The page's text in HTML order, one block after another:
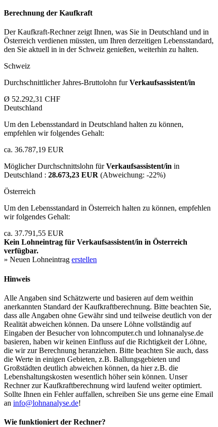
Berechnung der Kaufkraft
Der Kaufkraft-Rechner zeigt Ihnen, was Sie in Deutschland und in
Österreich verdienen müssten, um Ihren derzeitigen Lebensstandard,
den Sie aktuell in in der Schweiz genießen, weiterhin zu halten.
Schweiz
Durchschnittlicher Jahres-Bruttolohn furVerkaufsassistent/in
Ø 52.292,31 CHF
Deutschland
Um den Lebensstandard in Deutschland halten zu können,
empfehlen wir folgendes Gehalt:
ca. 36.787,19 EUR
Möglicher Durchschnittslohn fürVerkaufsassistent/in in
Deutschland : 28.673,23 EUR (Abweichung: -22%)
Österreich
Um den Lebensstandard in Österreich halten zu können, empfehlen
wir folgendes Gehalt:
ca. 37.791,55 EUR
Kein Lohneintrag für Verkaufsassistent/in in Österreich
verfügbar.
» Neuen Lohneintrag erstellen
Hinweis
Alle Angaben sind Schätzwerte und basieren auf dem weithin
anerkannten Standard der Kaufkraftberechnung. Bitte beachten Sie,
dass alle Angaben ohne Gewähr sind und teilweise deutlich von der
Realität abweichen können. Da unsere Löhne vollständig auf
Eingaben der Besucher von lohncomputer.ch und lohnanalyse.de
basieren, haben wir keinen Einfluss auf die Richtigkeit der Löhne,
die wir zur Berechnung heranziehen. Bitte beachten Sie auch, dass
die Werte in einigen Gebieten, z.B. Ballungsgebieten und
Großstädten deutlich abweichen können, da hier z.B. die
Lebenshaltungskosten wesentlich höher sein können. Unser
Rechner zur Kaufkraftberechnung wird laufend weiter optimiert.
Sollte Ihnen ein Fehler auffallen, schreiben Sie uns gerne eine Email
an info@lohnanalyse.de!
Wie funktioniert der Rechner?